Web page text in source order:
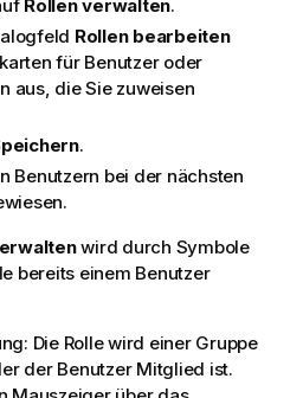
Rollen verwalten.
Rollen bearbeiten
für Benutzer oder
aus, die Sie zuweisen
.
Benutzern bei der nächsten
wird durch Symbole
bereits einem Benutzer
Die Rolle wird einer Gruppe
der Benutzer Mitglied ist.